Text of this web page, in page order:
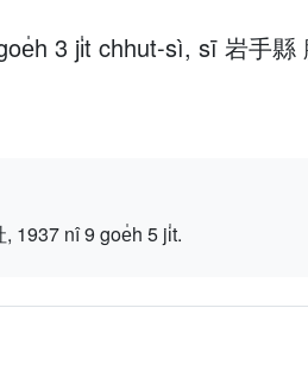
3 ji̍t chhut-sì, sī 岩手縣
1937 nî 9 goe̍h 5 ji̍t.